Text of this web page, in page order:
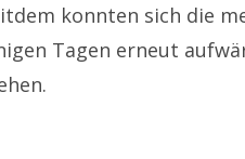
konnten sich die
Tagen erneut